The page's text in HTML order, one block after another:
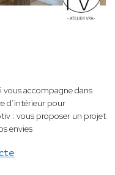
vous accompagne dans
d’intérieur pour
: vous proposer un projet
envies